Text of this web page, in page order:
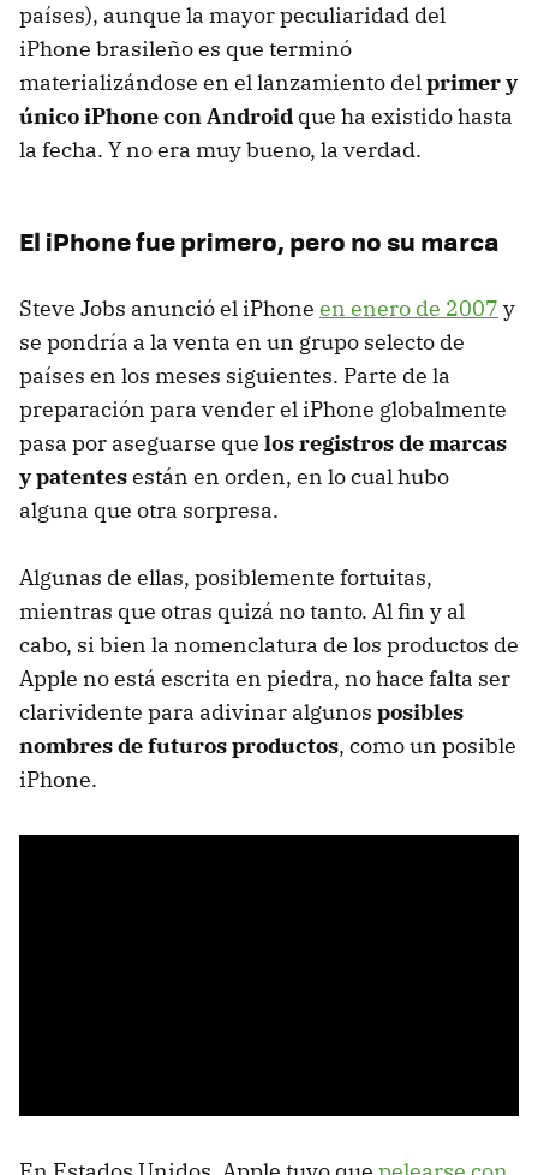
países), aunque la mayor peculiaridad del
iPhone brasileño es que terminó
materializándose en el lanzamiento delprimer y
único iPhone con Android que ha existido hasta
la fecha. Y no era muy bueno, la verdad.
El iPhone fue primero, pero no su marca
Steve Jobs anunció el iPhone en enero de 2007 y
se pondría a la venta en un grupo selecto de
países en los meses siguientes. Parte de la
preparación para vender el iPhone globalmente
pasa por aseguarse que los registros de marcas
y patentesestán en orden, en lo cual hubo
alguna que otra sorpresa.
Algunas de ellas, posiblemente fortuitas,
mientras que otras quizá no tanto. Al fin y al
cabo, si bien la nomenclatura de los productos de
Apple no está escrita en piedra, no hace falta ser
clarividente para adivinar algunos posibles
nombres de futuros productos, como un posible
iPhone.